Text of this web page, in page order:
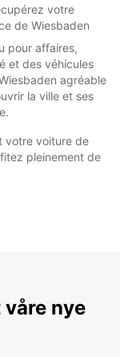
votre
de Wiesbaden
pour affaires,
et des véhicules
agréable
la ville et ses
votre voiture de
pleinement de
nye